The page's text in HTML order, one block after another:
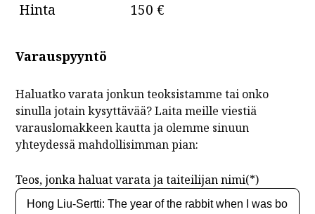
Hinta
150 €
Varauspyyntö
Haluatko varata jonkun teoksistamme tai onko
sinulla jotain kysyttävää? Laita meille viestiä
varauslomakkeen kautta ja olemme sinuun
yhteydessä mahdollisimman pian:
Teos, jonka haluat varata ja taiteilijan nimi(*)